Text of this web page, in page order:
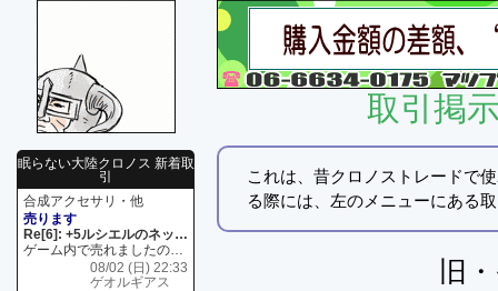
眠らない大陸クロノス 新着取
引
合成アクセサリ・他
売ります
Re[6]: +5ルシエルのネックレス
ゲーム内で売れましたので 在庫がネク1 リング4 となります リングのお値段は80G といたします
08/02 (日) 22:33
ゲオルギアス
取引掲
これは、昔クロノストレードで
る際には、左のメニューにある
旧